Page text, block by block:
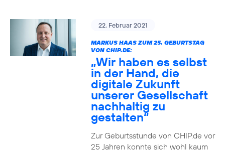
22. Februar 2021
MARKUS HAAS ZUM 25. GEBURTSTAG
VON CHIP.DE:
„Wir haben es selbst
in der Hand, die
digitale Zukunft
unserer Gesellschaft
nachhaltig zu
gestalten“
Zur Geburtsstunde von CHIP.de vor
25 Jahren konnte sich wohl kaum